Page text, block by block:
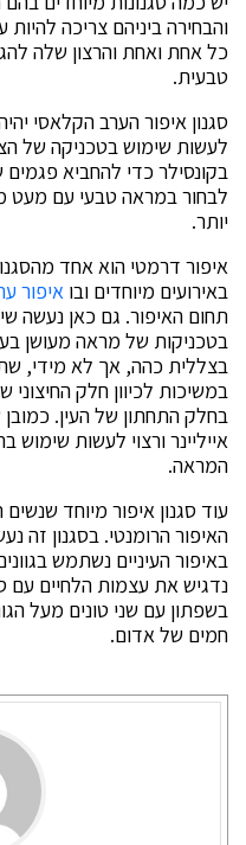
והבחירה ביניהם צריכה
כל אחת ואחת והרצון שלה
טבעית.
סגנון איפור הערב הקלאסי
לעשות שימוש בטכניקה של
בקונסילר כדי להחביא פגמים
לבחור במראה טבעי עם מעט
יותר.
איפור דרמטי הוא אחד
באירועים מיוחדים ובו איפור
תחום האיפור. גם כאן נעשה
בטכניקות של מראה מעושן
בצללית כהה, אך לא מידי,
במשיכות לכיוון חלק
בחלק התחתון של העין.
אייליינר ורצוי לעשות
המראה.
עוד סגנון איפור מיוחד
האיפור הרומנטי. בסגנון זה
באיפור העיניים נשתמש
נדגיש את עצמות הלחיים עם
בשפתון עם שני טונים מעל
חמים של אדום.